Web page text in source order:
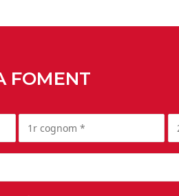
FOMENT